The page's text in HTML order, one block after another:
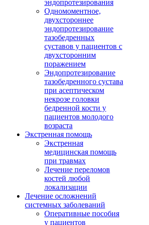
эндопротезирования
Одномоментное,
двухстороннее
эндопротезирование
тазобедренных
суставов у пациентов с
двухсторонним
поражением
Эндопротезирование
тазобедренного сустава
при асептическом
некрозе головки
бедренной кости у
пациентов молодого
возраста
Экстренная помощь
Экстренная
медицинская помощь
при травмах
Лечение переломов
костей любой
локализации
Лечение осложнений
системных заболеваний
Оперативные пособия
у пациентов